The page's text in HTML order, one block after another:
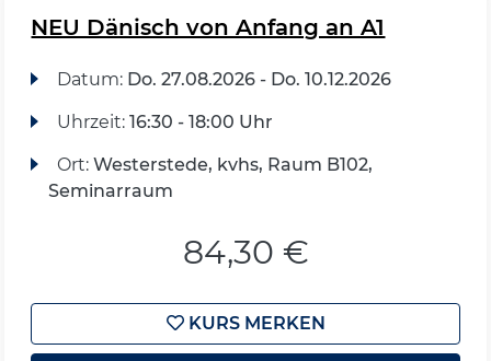
NEU Dänisch von Anfang an A1
Datum: Do. 27.08.2026 - Do. 10.12.2026
Uhrzeit: 16:30 - 18:00 Uhr
Ort: Westerstede, kvhs, Raum B102,
Seminarraum
84,30 €
KURS MERKEN